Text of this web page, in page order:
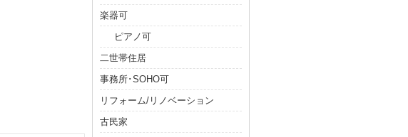
楽器可
ピアノ可
二世帯住居
事務所･SOHO可
リフォーム/リノベーション
古民家